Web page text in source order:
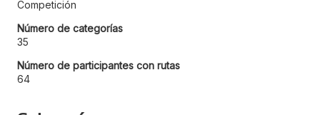
Competición
Número de categorías
35
Número de participantes con rutas
64